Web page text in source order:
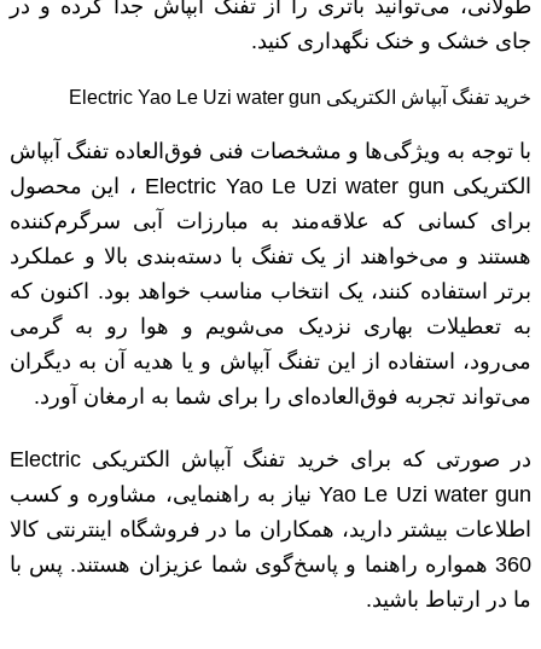
طولانی، می‌توانید باتری را از تفنگ آبپاش جدا کرده و در
جای خشک و خنک نگهداری کنید.
خرید تفنگ آبپاش الکتریکی Electric Yao Le Uzi water gun
با توجه به ویژگی‌ها و مشخصات فنی فوق‌العاده تفنگ آبپاش
الکتریکی Electric Yao Le Uzi water gun ، این محصول
برای کسانی که علاقه‌مند به مبارزات آبی سرگرم‌کننده
هستند و می‌خواهند از یک تفنگ با دسته‌بندی بالا و عملکرد
برتر استفاده کنند، یک انتخاب مناسب خواهد بود. اکنون که
به تعطیلات بهاری نزدیک می‌شویم و هوا رو به گرمی
می‌رود، استفاده از این تفنگ آبپاش و یا هدیه آن به دیگران
می‌تواند تجربه فوق‌العاده‌ای را برای شما به ارمغان آورد.
در صورتی که برای خرید تفنگ آبپاش الکتریکی Electric
Yao Le Uzi water gun نیاز به راهنمایی، مشاوره و کسب
اطلاعات بیشتر دارید، همکاران ما در فروشگاه اینترنتی کالا
360 همواره راهنما و پاسخ‌گوی شما عزیزان هستند. پس با
ما در ارتباط باشید.